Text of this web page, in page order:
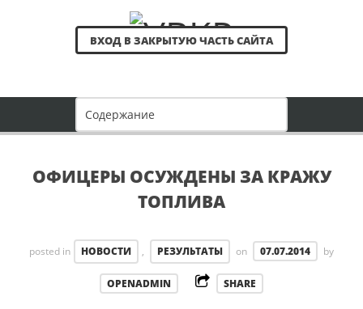
ВХОД В ЗАКРЫТУЮ ЧАСТЬ САЙТА
ОФИЦЕРЫ ОСУЖДЕНЫ ЗА КРАЖУ
ТОПЛИВА
posted in НОВОСТИ , РЕЗУЛЬТАТЫ on 07.07.2014 by
OPENADMIN SHARE